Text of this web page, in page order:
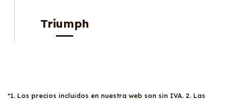
Triumph
*1. Los precios incluidos en nuestra web son sin IVA. 2. Las